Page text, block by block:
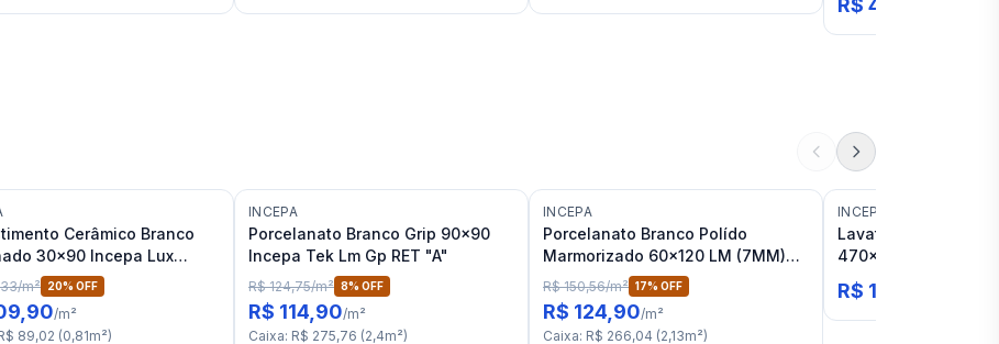
R$ 419,31
Cerâmico Branco
30x90 Incepa Lux
"A"
/m² 20% OFF
/m²
89,02 (0,81m²)
INCEPA
Porcelanato Branco Grip 90x90
Incepa Tek Lm Gp RET "A"
R$ 124,75/m² 8% OFF
R$ 114,90/m²
Caixa: R$ 275,76 (2,4m²)
INCEPA
Porcelanato Branco Polído
Marmorizado 60x120 LM (7MM)
Incepa Onice RET "A"
R$ 150,56/m² 17% OFF
R$ 124,90/m²
Caixa: R$ 266,04 (2,13m²)
INCEPA
Lavatório sem
470x425mm Incepa
R$ 162,47